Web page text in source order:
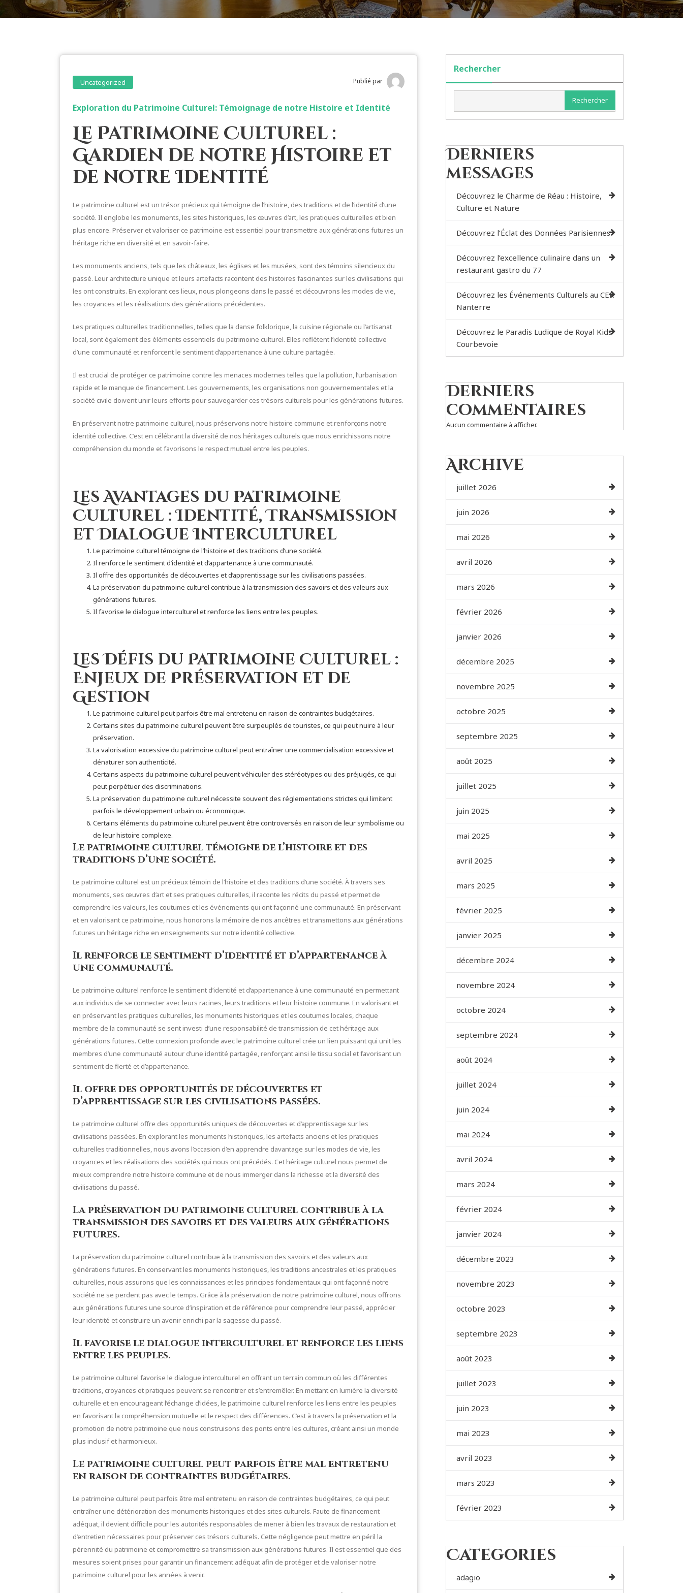
Uncategorized Publié par
Exploration du Patrimoine Culturel: Témoignage de notre Histoire et Identité
Le Patrimoine Culturel :
Gardien de notre Histoire et
de notre Identité
Le patrimoine culturel est un trésor précieux qui témoigne de l’histoire, des traditions et de l’identité d’une
société. Il englobe les monuments, les sites historiques, les œuvres d’art, les pratiques culturelles et bien
plus encore. Préserver et valoriser ce patrimoine est essentiel pour transmettre aux générations futures un
héritage riche en diversité et en savoir-faire.
Les monuments anciens, tels que les châteaux, les églises et les musées, sont des témoins silencieux du
passé. Leur architecture unique et leurs artefacts racontent des histoires fascinantes sur les civilisations qui
les ont construits. En explorant ces lieux, nous plongeons dans le passé et découvrons les modes de vie,
les croyances et les réalisations des générations précédentes.
Les pratiques culturelles traditionnelles, telles que la danse folklorique, la cuisine régionale ou l’artisanat
local, sont également des éléments essentiels du patrimoine culturel. Elles reflètent l’identité collective
d’une communauté et renforcent le sentiment d’appartenance à une culture partagée.
Il est crucial de protéger ce patrimoine contre les menaces modernes telles que la pollution, l’urbanisation
rapide et le manque de financement. Les gouvernements, les organisations non gouvernementales et la
société civile doivent unir leurs efforts pour sauvegarder ces trésors culturels pour les générations futures.
En préservant notre patrimoine culturel, nous préservons notre histoire commune et renforçons notre
identité collective. C’est en célébrant la diversité de nos héritages culturels que nous enrichissons notre
compréhension du monde et favorisons le respect mutuel entre les peuples.
Les Avantages du Patrimoine
Culturel : Identité, Transmission
et Dialogue Interculturel
Le patrimoine culturel témoigne de l’histoire et des traditions d’une société.
Il renforce le sentiment d’identité et d’appartenance à une communauté.
Il offre des opportunités de découvertes et d’apprentissage sur les civilisations passées.
La préservation du patrimoine culturel contribue à la transmission des savoirs et des valeurs aux
générations futures.
Il favorise le dialogue interculturel et renforce les liens entre les peuples.
Les Défis du Patrimoine Culturel :
Enjeux de Préservation et de
Gestion
Le patrimoine culturel peut parfois être mal entretenu en raison de contraintes budgétaires.
Certains sites du patrimoine culturel peuvent être surpeuplés de touristes, ce qui peut nuire à leur
préservation.
La valorisation excessive du patrimoine culturel peut entraîner une commercialisation excessive et
dénaturer son authenticité.
Certains aspects du patrimoine culturel peuvent véhiculer des stéréotypes ou des préjugés, ce qui
peut perpétuer des discriminations.
La préservation du patrimoine culturel nécessite souvent des réglementations strictes qui limitent
parfois le développement urbain ou économique.
Certains éléments du patrimoine culturel peuvent être controversés en raison de leur symbolisme ou
de leur histoire complexe.
Le patrimoine culturel témoigne de l’histoire et des
traditions d’une société.
Le patrimoine culturel est un précieux témoin de l’histoire et des traditions d’une société. À travers ses
monuments, ses œuvres d’art et ses pratiques culturelles, il raconte les récits du passé et permet de
comprendre les valeurs, les coutumes et les événements qui ont façonné une communauté. En préservant
et en valorisant ce patrimoine, nous honorons la mémoire de nos ancêtres et transmettons aux générations
futures un héritage riche en enseignements sur notre identité collective.
Il renforce le sentiment d’identité et d’appartenance à
une communauté.
Le patrimoine culturel renforce le sentiment d’identité et d’appartenance à une communauté en permettant
aux individus de se connecter avec leurs racines, leurs traditions et leur histoire commune. En valorisant et
en préservant les pratiques culturelles, les monuments historiques et les coutumes locales, chaque
membre de la communauté se sent investi d’une responsabilité de transmission de cet héritage aux
générations futures. Cette connexion profonde avec le patrimoine culturel crée un lien puissant qui unit les
membres d’une communauté autour d’une identité partagée, renforçant ainsi le tissu social et favorisant un
sentiment de fierté et d’appartenance.
Il offre des opportunités de découvertes et
d’apprentissage sur les civilisations passées.
Le patrimoine culturel offre des opportunités uniques de découvertes et d’apprentissage sur les
civilisations passées. En explorant les monuments historiques, les artefacts anciens et les pratiques
culturelles traditionnelles, nous avons l’occasion d’en apprendre davantage sur les modes de vie, les
croyances et les réalisations des sociétés qui nous ont précédés. Cet héritage culturel nous permet de
mieux comprendre notre histoire commune et de nous immerger dans la richesse et la diversité des
civilisations du passé.
La préservation du patrimoine culturel contribue à la
transmission des savoirs et des valeurs aux générations
futures.
La préservation du patrimoine culturel contribue à la transmission des savoirs et des valeurs aux
générations futures. En conservant les monuments historiques, les traditions ancestrales et les pratiques
culturelles, nous assurons que les connaissances et les principes fondamentaux qui ont façonné notre
société ne se perdent pas avec le temps. Grâce à la préservation de notre patrimoine culturel, nous offrons
aux générations futures une source d’inspiration et de référence pour comprendre leur passé, apprécier
leur identité et construire un avenir enrichi par la sagesse du passé.
Il favorise le dialogue interculturel et renforce les liens
entre les peuples.
Le patrimoine culturel favorise le dialogue interculturel en offrant un terrain commun où les différentes
traditions, croyances et pratiques peuvent se rencontrer et s’entremêler. En mettant en lumière la diversité
culturelle et en encourageant l’échange d’idées, le patrimoine culturel renforce les liens entre les peuples
en favorisant la compréhension mutuelle et le respect des différences. C’est à travers la préservation et la
promotion de notre patrimoine que nous construisons des ponts entre les cultures, créant ainsi un monde
plus inclusif et harmonieux.
Le patrimoine culturel peut parfois être mal entretenu
en raison de contraintes budgétaires.
Le patrimoine culturel peut parfois être mal entretenu en raison de contraintes budgétaires, ce qui peut
entraîner une détérioration des monuments historiques et des sites culturels. Faute de financement
adéquat, il devient difficile pour les autorités responsables de mener à bien les travaux de restauration et
d’entretien nécessaires pour préserver ces trésors culturels. Cette négligence peut mettre en péril la
pérennité du patrimoine et compromettre sa transmission aux générations futures. Il est essentiel que des
mesures soient prises pour garantir un financement adéquat afin de protéger et de valoriser notre
patrimoine culturel pour les années à venir.
Rechercher
Rechercher
Derniers
messages
Découvrez le Charme de Réau : Histoire,
Culture et Nature
Découvrez l’Éclat des Données Parisiennes
Découvrez l’excellence culinaire dans un
restaurant gastro du 77
Découvrez les Événements Culturels au CER
Nanterre
Découvrez le Paradis Ludique de Royal Kids
Courbevoie
Derniers
commentaires
Aucun commentaire à afficher.
Archive
juillet 2026
juin 2026
mai 2026
avril 2026
mars 2026
février 2026
janvier 2026
décembre 2025
novembre 2025
octobre 2025
septembre 2025
août 2025
juillet 2025
juin 2025
mai 2025
avril 2025
mars 2025
février 2025
janvier 2025
décembre 2024
novembre 2024
octobre 2024
septembre 2024
août 2024
juillet 2024
juin 2024
mai 2024
avril 2024
mars 2024
février 2024
janvier 2024
décembre 2023
novembre 2023
octobre 2023
septembre 2023
août 2023
juillet 2023
juin 2023
mai 2023
avril 2023
mars 2023
février 2023
Categories
adagio